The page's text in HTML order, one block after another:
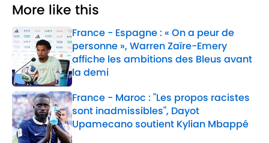
More like this
France - Espagne : « On a peur de
personne », Warren Zaïre-Emery
affiche les ambitions des Bleus avant
la demi
Published by on Invalid Date
France - Maroc : "Les propos racistes
sont inadmissibles", Dayot
Upamecano soutient Kylian Mbappé
Published by on Invalid Date